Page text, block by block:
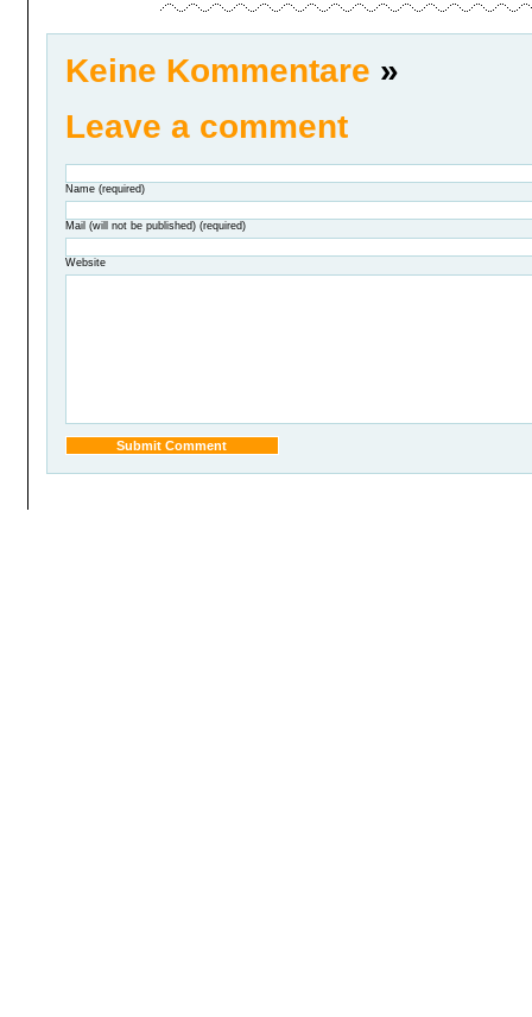
Keine Kommentare »
Leave a comment
Name (required)
Mail (will not be published) (required)
Website